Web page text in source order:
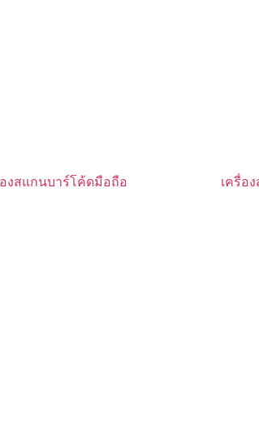
องสแกนบาร์โค้ดมือถือ เครื่อ